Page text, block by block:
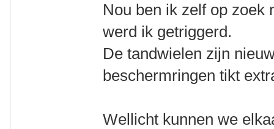
Nou ben ik zelf op zoek
werd ik getriggerd.
De tandwielen zijn
beschermringen tikt
Wellicht kunnen we